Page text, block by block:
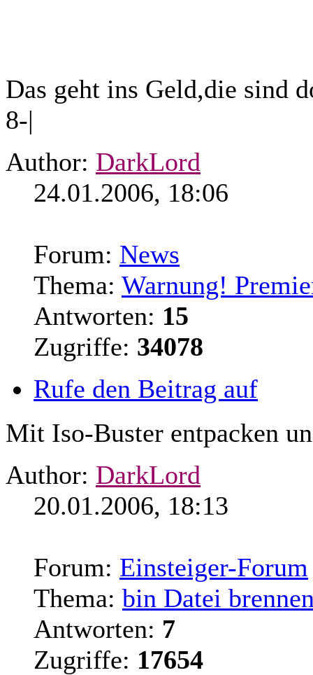
Das geht ins Geld,die sind
8-|
Author: DarkLord
24.01.2006, 18:06
Forum: News
Thema: Warnung!
Antworten: 15
Zugriffe: 34078
Rufe den Beitrag auf
Mit Iso-Buster entpacken
Author: DarkLord
20.01.2006, 18:13
Forum: Einsteiger-Forum
Thema: bin Datei
Antworten: 7
Zugriffe: 17654